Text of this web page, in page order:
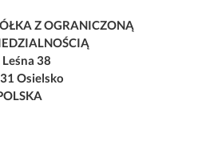
Z OGRANICZONĄ
Leśna 38
Osielsko